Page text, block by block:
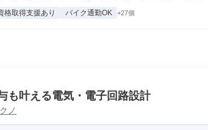
格取得支援あり バイク通勤OK +27個
も叶える電気・電子回路設計
ノ